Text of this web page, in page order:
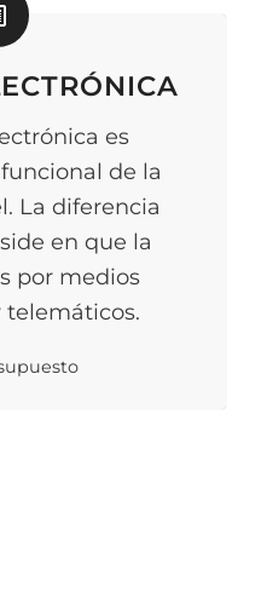
es
de la
La diferencia
en que la
por medios
telemáticos.